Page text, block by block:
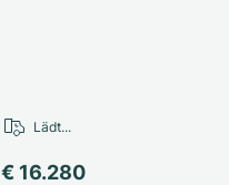
€ 16.280
Lädt...